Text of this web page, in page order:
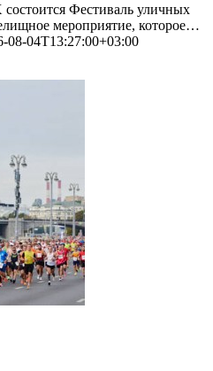
Фестиваль уличных
мероприятие, которое…
08-04T13:27:00+03:00